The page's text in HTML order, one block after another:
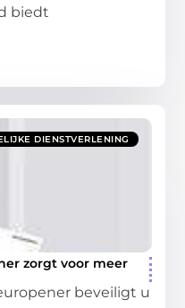
biedt
DIENSTVERLENING
zorgt voor meer
beveiligt u